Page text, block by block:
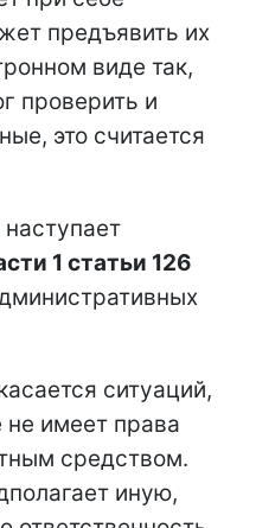
предъявить их
виде так,
проверить и
это считается
1 статьи 126
ситуаций,
не имеет права
средством.
иную,